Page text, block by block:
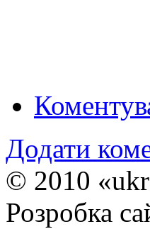
Додати
© 2010
Розробка